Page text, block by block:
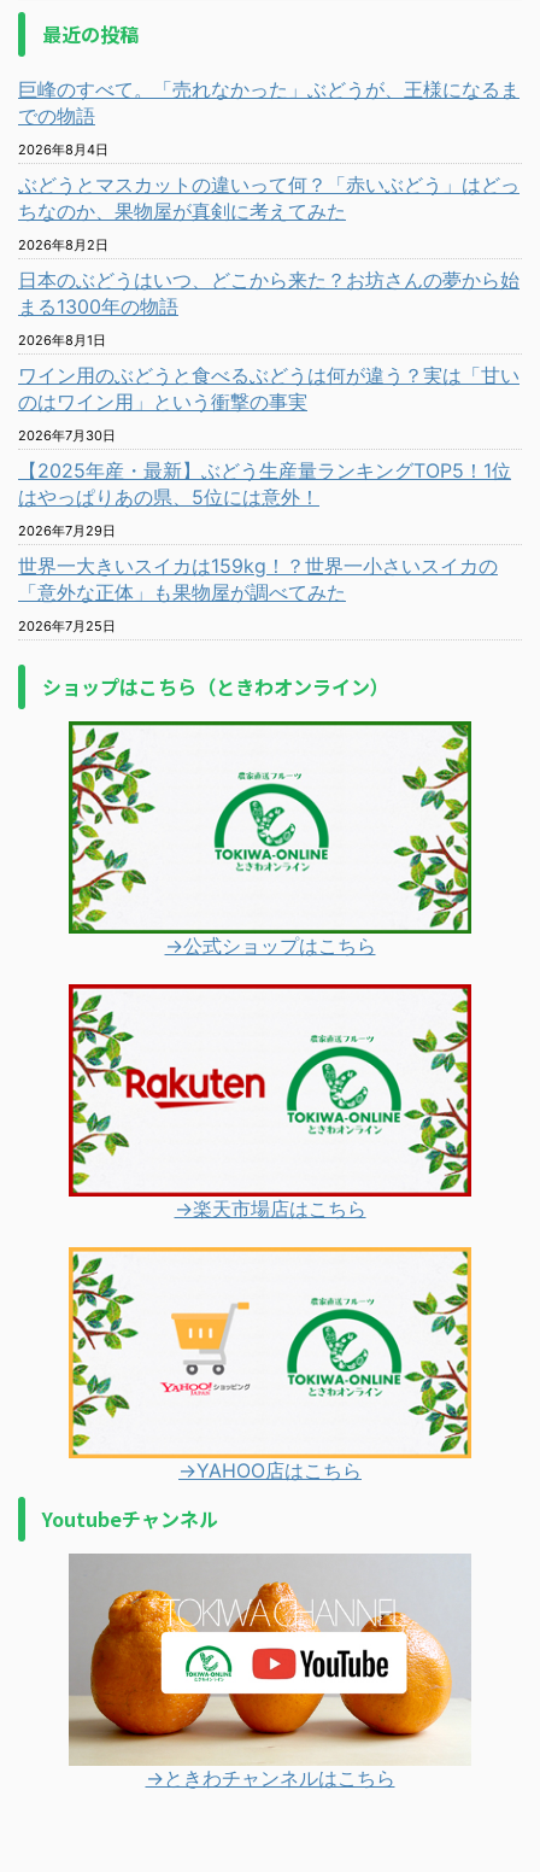
最近の投稿
巨峰のすべて。「売れなかった」ぶどうが、王様になるま
での物語
2026年8月4日
ぶどうとマスカットの違いって何？「赤いぶどう」はどっ
ちなのか、果物屋が真剣に考えてみた
2026年8月2日
日本のぶどうはいつ、どこから来た？お坊さんの夢から始
まる1300年の物語
2026年8月1日
ワイン用のぶどうと食べるぶどうは何が違う？実は「甘い
のはワイン用」という衝撃の事実
2026年7月30日
【2025年産・最新】ぶどう生産量ランキングTOP5！1位
はやっぱりあの県、5位には意外！
2026年7月29日
世界一大きいスイカは159kg！？世界一小さいスイカの
「意外な正体」も果物屋が調べてみた
2026年7月25日
ショップはこちら（ときわオンライン）
→公式ショップはこちら
→楽天市場店はこちら
→YAHOO店はこちら
Youtubeチャンネル
→ときわチャンネルはこちら